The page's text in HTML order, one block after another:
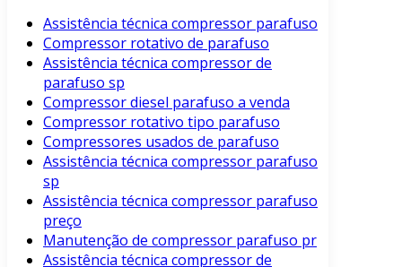
Assistência técnica compressor parafuso
Compressor rotativo de parafuso
Assistência técnica compressor de
parafuso sp
Compressor diesel parafuso a venda
Compressor rotativo tipo parafuso
Compressores usados de parafuso
Assistência técnica compressor parafuso
sp
Assistência técnica compressor parafuso
preço
Manutenção de compressor parafuso pr
Assistência técnica compressor de